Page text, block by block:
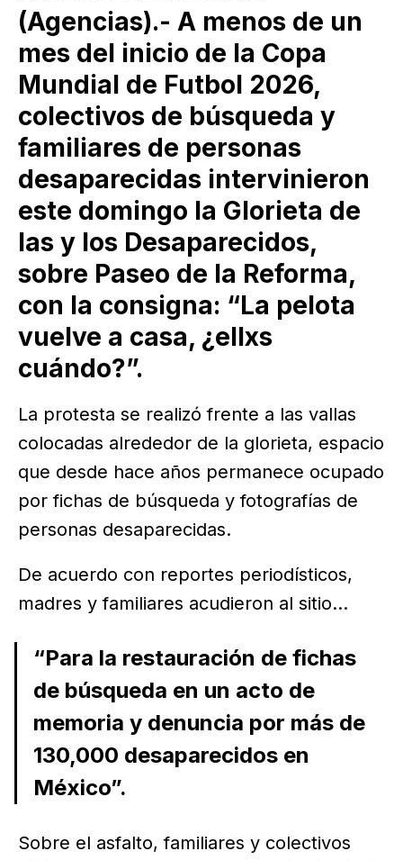
(Agencias).- A menos de un
mes del inicio de la Copa
Mundial de Futbol 2026,
colectivos de búsqueda y
familiares de personas
desaparecidas intervinieron
este domingo la Glorieta de
las y los Desaparecidos,
sobre Paseo de la Reforma,
con la consigna: “La pelota
vuelve a casa, ¿ellxs
cuándo?”.
La protesta se realizó frente a las vallas
colocadas alrededor de la glorieta, espacio
que desde hace años permanece ocupado
por fichas de búsqueda y fotografías de
personas desaparecidas.
De acuerdo con reportes periodísticos,
madres y familiares acudieron al sitio...
“Para la restauración de fichas
de búsqueda en un acto de
memoria y denuncia por más de
130,000 desaparecidos en
México”.
Sobre el asfalto, familiares y colectivos